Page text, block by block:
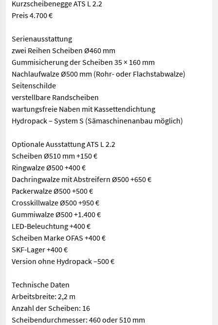
Kurzscheibenegge ATS L 2.2
Preis 4.700 €
Serienausstattung
zwei Reihen Scheiben Ø460 mm
Gummisicherung der Scheiben 35 × 160 mm
Nachlaufwalze Ø500 mm (Rohr- oder Flachstabwalze)
Seitenschilde
verstellbare Randscheiben
wartungsfreie Naben mit Kassettendichtung
Hydropack – System S (Sämaschinenanbau möglich)
Optionale Ausstattung ATS L 2.2
Scheiben Ø510 mm +150 €
Ringwalze Ø500 +400 €
Dachringwalze mit Abstreifern Ø500 +650 €
Packerwalze Ø500 +500 €
Crosskillwalze Ø500 +950 €
Gummiwalze Ø500 +1.400 €
LED-Beleuchtung +400 €
Scheiben Marke OFAS +400 €
SKF-Lager +400 €
Version ohne Hydropack –500 €
Technische Daten
Arbeitsbreite: 2,2 m
Anzahl der Scheiben: 16
Scheibendurchmesser: 460 oder 510 mm